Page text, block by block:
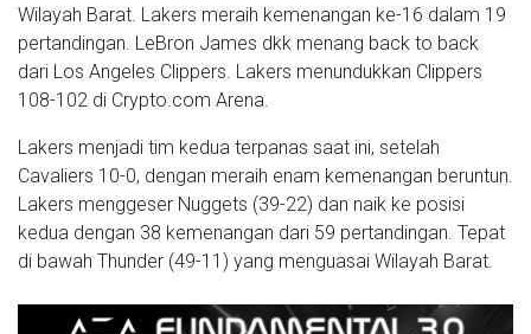
Wilayah Barat. Lakers meraih kemenangan ke-16 dalam 19
pertandingan. LeBron James dkk menang back to back
dari Los Angeles Clippers. Lakers menundukkan Clippers
108-102 di Crypto.com Arena.
Lakers menjadi tim kedua terpanas saat ini, setelah
Cavaliers 10-0, dengan meraih enam kemenangan beruntun.
Lakers menggeser Nuggets (39-22) dan naik ke posisi
kedua dengan 38 kemenangan dari 59 pertandingan. Tepat
di bawah Thunder (49-11) yang menguasai Wilayah Barat.